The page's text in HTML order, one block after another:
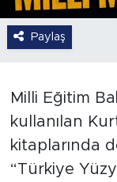
Paylaş
Milli Eğitim
kullanılan
kitaplarında
“Türkiye